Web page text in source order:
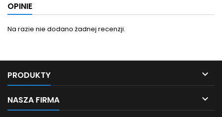
OPINIE
Na razie nie dodano żadnej recenzji.
PRODUKTY 
NASZA FIRMA 